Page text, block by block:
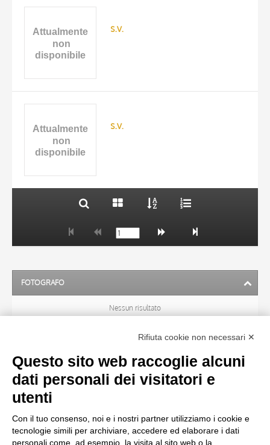
s.v.
s.v.
TITOLO
FOTOGRAFO
Nessun risultato
TITOLO
MATERIA E TECNICA
Rifiuta cookie non necessari ✕
Questo sito web raccoglie alcuni
dati personali dei visitatori e
utenti
Con il tuo consenso, noi e i nostri partner utilizziamo i cookie e
tecnologie simili per archiviare, accedere ed elaborare i dati
personali come, ad esempio, la visita al sito web o la